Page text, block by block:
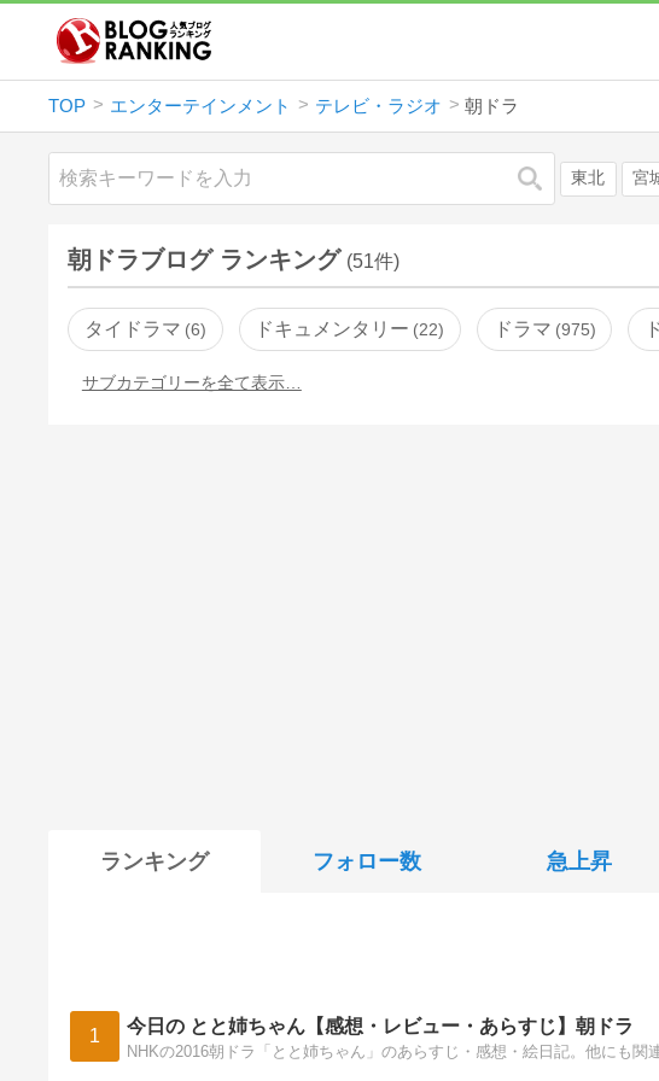
TOP エンターテインメント テレビ・ラジオ 朝ドラ
検索 東北 宮
朝ドラブログ ランキング (51件)
タイドラマ 6 ドキュメンタリー 22 ドラマ 975
サブカテゴリーを全て表示…
ランキング フォロー数 急上昇
1 今日の とと姉ちゃん【感想・レビュー・あらすじ】朝ドラ
NHKの2016朝ドラ「とと姉ちゃん」のあらすじ・感想・絵日記。他にも関